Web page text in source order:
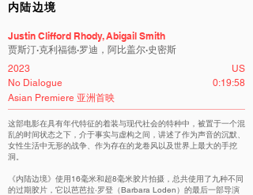
内陆边境
Justin Clifford Rhody, Abigail Smith
贾斯汀·克利福德·罗迪，阿比盖尔·史密斯
2023
US
No Dialogue
0:19:58
Asian Premiere 亚洲首映
这部电影在具有年代特征的着装与现代社会的特种中，被置于一个混
乱的时间状态之下，介于事实与虚构之间，讲述了作为声音的沉默、
女性生活中无形的战争、作为存在的龙卷风以及世界上最大的手挖
洞。
《内陆边境》使用16毫米和超8毫米胶片拍摄，总共使用了九种不同
的过期胶片，它以芭芭拉·罗登（Barbara Loden）的最后一部导演